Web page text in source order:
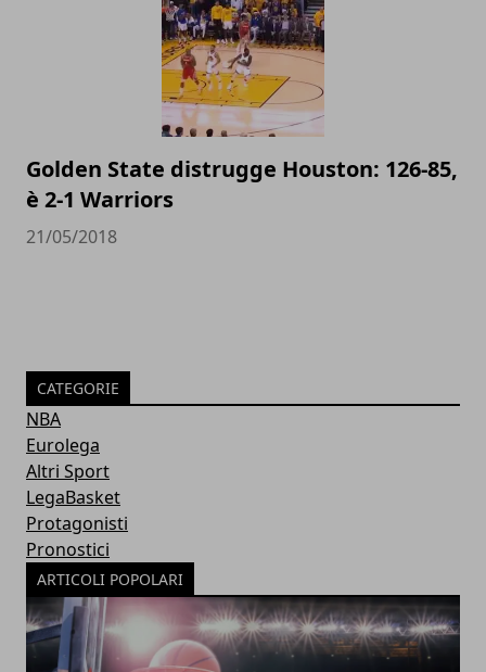
Golden State distrugge Houston: 126-85,
è 2-1 Warriors
21/05/2018
CATEGORIE
NBA
Eurolega
Altri Sport
LegaBasket
Protagonisti
Pronostici
ARTICOLI POPOLARI